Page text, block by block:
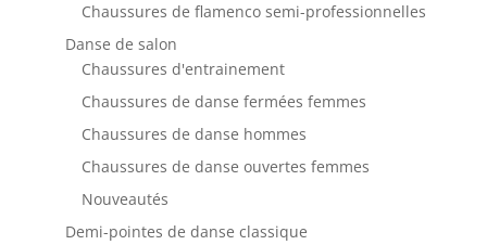
Chaussures de flamenco semi-professionnelles
Danse de salon
Chaussures d'entrainement
Chaussures de danse fermées femmes
Chaussures de danse hommes
Chaussures de danse ouvertes femmes
Nouveautés
Demi-pointes de danse classique